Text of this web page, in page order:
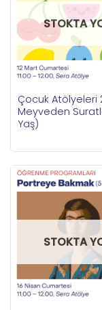
STOKTA
Çocuk Atölyeleri
Meyveden
Yaş)
STOKTA